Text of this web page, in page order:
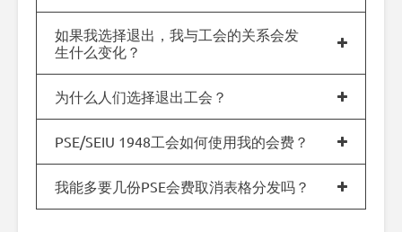
如果我选择退出，我与工会的关系会发
生什么变化？
为什么人们选择退出工会？
PSE/SEIU 1948工会如何使用我的会费？
我能多要几份PSE会费取消表格分发吗？